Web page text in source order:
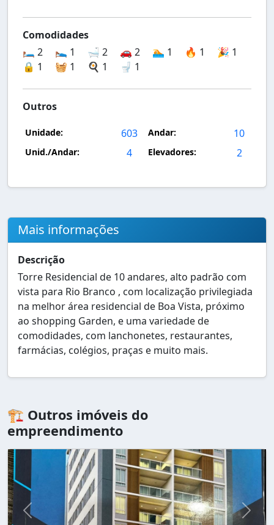
Comodidades
🛏️ 2
🛌 1 🛁 2 🚗 2 🏊 1 🔥 1
🎉 1
🔒 1
🧺 1 🍳 1 🚽 1
Outros
Unidade: 603 Andar: 10
Unid./Andar: 4 Elevadores: 2
Mais informações
Descrição
Torre Residencial de 10 andares, alto padrão com
vista para Rio Branco , com localização privilegiada
na melhor área residencial de Boa Vista, próximo
ao shopping Garden, e uma variedade de
comodidades, com lanchonetes, restaurantes,
farmácias, colégios, praças e muito mais.
🏗️ Outros imóveis do
empreendimento